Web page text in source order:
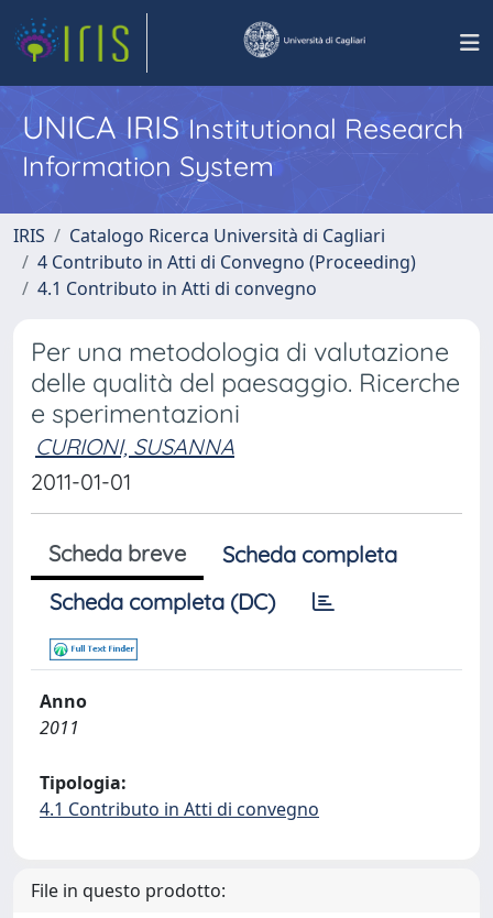
UNICA IRISInstitutional Research
Information System
IRIS
Catalogo Ricerca Università di Cagliari
4 Contributo in Atti di Convegno (Proceeding)
4.1 Contributo in Atti di convegno
Per una metodologia di valutazione
delle qualità del paesaggio. Ricerche
e sperimentazioni
CURIONI, SUSANNA
2011-01-01
Scheda breve
Scheda completa
Scheda completa (DC)
Anno
2011
Tipologia:
4.1 Contributo in Atti di convegno
File in questo prodotto: